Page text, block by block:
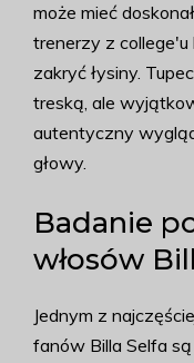
może mieć
trenerzy z college'u
zakryć łysiny.
treską, ale
autentyczny
głowy.
Badanie
włosów
Jednym z
fanów Billa Selfa